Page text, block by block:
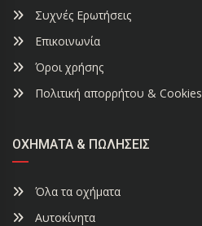
Συχνές Ερωτήσεις
Επικοινωνία
Όροι χρήσης
Πολιτική απορρήτου & Cookies
ΟΧΉΜΑΤΑ & ΠΩΛΉΣΕΙΣ
Όλα τα οχήματα
Αυτοκίνητα